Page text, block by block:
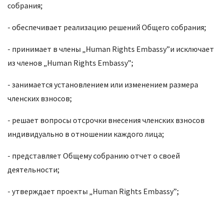
собрания;
- обеспечивает реализацию решений Общего собрания;
- принимает в члены „Human Rights Embassy”и исключает
из членов „Human Rights Embassy”;
- занимается установлением или изменением размера
членских взносов;
- решает вопросы отсрочки внесения членских взносов
индивидуально в отношении каждого лица;
- представляет Общему собранию отчет о своей
деятельности;
- утверждает проекты „Human Rights Embassy”;